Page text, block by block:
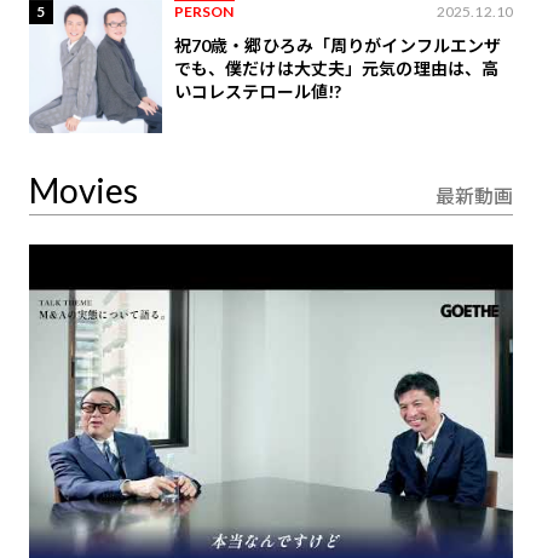
5 PERSON 2025.12.10
祝70歳・郷ひろみ「周りがインフルエンザ
でも、僕だけは大丈夫」元気の理由は、高
いコレステロール値!?
Movies 最新動画